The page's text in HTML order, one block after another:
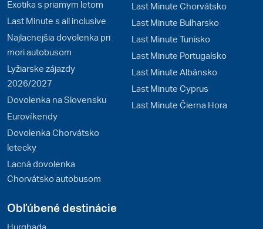
Exotika s priamym letom
Last Minute s all inclusive
Najlacnejšia dovolenka pri
mori autobusom
Lyžiarske zájazdy
2026/2027
Dovolenka na Slovensku
Eurovíkendy
Dovolenka Chorvátsko
letecky
Lacná dovolenka
Chorvátsko autobusom
Last Minute Chorvátsko
Last Minute Bulharsko
Last Minute Tunisko
Last Minute Portugalsko
Last Minute Albánsko
Last Minute Cyprus
Last Minute Čierna Hora
Obľúbené destinácie
Hurghada